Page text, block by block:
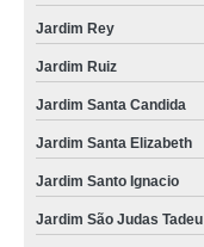
Jardim Rey
Jardim Ruiz
Jardim Santa Candida
Jardim Santa Elizabeth
Jardim Santo Ignacio
Jardim São Judas Tadeu